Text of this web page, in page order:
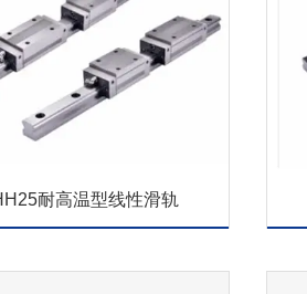
耐高温型线性滑轨